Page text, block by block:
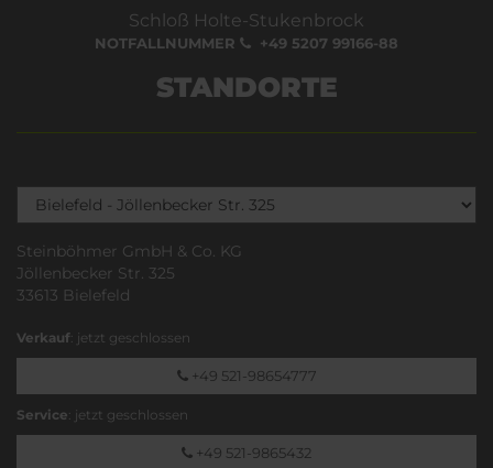
Schloß Holte-Stukenbrock
NOTFALLNUMMER +49 5207 99166-88
STANDORTE
Steinböhmer GmbH & Co. KG
Jöllenbecker Str. 325
33613 Bielefeld
Verkauf: jetzt geschlossen
+49 521-98654777
Service: jetzt geschlossen
+49 521-9865432